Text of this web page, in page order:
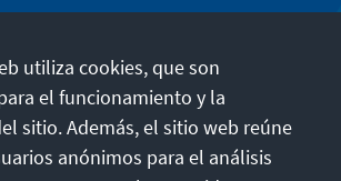
utiliza cookies, que son
el funcionamiento y la
sitio. Además, el sitio web reúne
anónimos para el análisis